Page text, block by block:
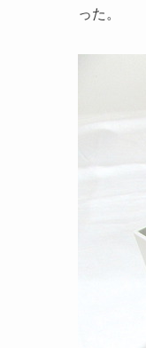
った。